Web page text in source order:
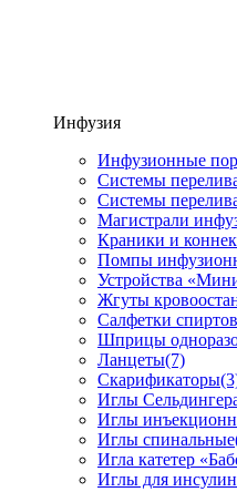
Инфузия
Инфузионные
Системы
Системы
Магистрали
Краники и
Помпы
Устройства
Жгуты
Салфетки
Шприцы
Ланцеты(7)
Скарификаторы
Иглы
Иглы
Иглы спинальные
Игла катетер
Иглы для